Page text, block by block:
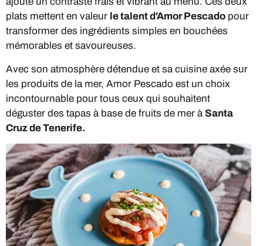
plats mettent en valeur le talent d'Amor Pescado pour
transformer des ingrédients simples en bouchées
mémorables et savoureuses.
Avec son atmosphère détendue et sa cuisine axée sur
les produits de la mer, Amor Pescado est un choix
incontournable pour tous ceux qui souhaitent
déguster des tapas à base de fruits de mer àSanta
Cruz de Tenerife.